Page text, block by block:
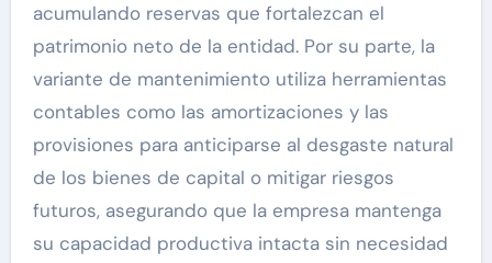
acumulando reservas que fortalezcan el
patrimonio neto de la entidad. Por su parte, la
variante de mantenimiento utiliza herramientas
contables como las amortizaciones y las
provisiones para anticiparse al desgaste natural
de los bienes de capital o mitigar riesgos
futuros, asegurando que la empresa mantenga
su capacidad productiva intacta sin necesidad